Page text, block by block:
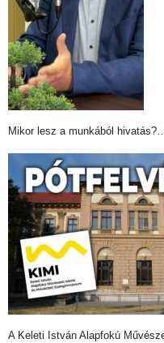
Mikor lesz a munkából
A Keleti István Alapfokú